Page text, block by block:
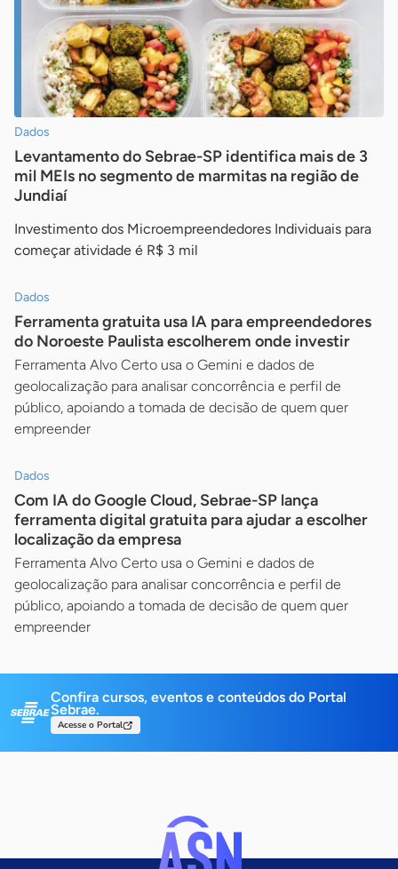
Dados
Levantamento do Sebrae-SP identifica mais de 3
mil MEIs no segmento de marmitas na região de
Jundiaí
Investimento dos Microempreendedores Individuais para
começar atividade é R$ 3 mil
Dados
Ferramenta gratuita usa IA para empreendedores
do Noroeste Paulista escolherem onde investir
Ferramenta Alvo Certo usa o Gemini e dados de
geolocalização para analisar concorrência e perfil de
público, apoiando a tomada de decisão de quem quer
empreender
Dados
Com IA do Google Cloud, Sebrae-SP lança
ferramenta digital gratuita para ajudar a escolher
localização da empresa
Ferramenta Alvo Certo usa o Gemini e dados de
geolocalização para analisar concorrência e perfil de
público, apoiando a tomada de decisão de quem quer
empreender
Confira cursos, eventos e conteúdos do Portal
Sebrae.
Acesse o Portal